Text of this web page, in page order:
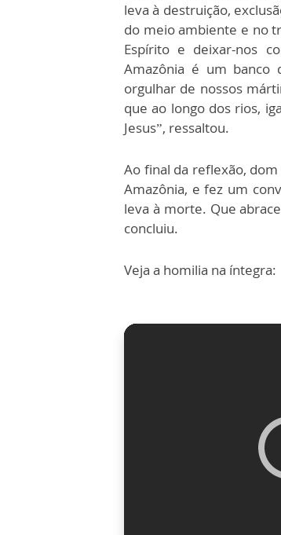
leva à destruição,
do meio ambiente e no
Espírito e deixar-nos
Amazônia é um banco
orgulhar de nossos
que ao longo dos rios,
Jesus”, ressaltou.
Ao final da reflexão,
Amazônia, e fez um
leva à morte. Que
concluiu.
Veja a homilia na íntegra: